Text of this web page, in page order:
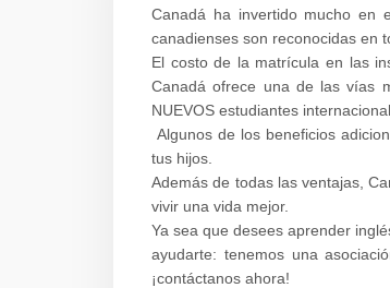
Canadá ha invertido mucho en
canadienses son reconocidas en
El costo de la matrícula en las
Canadá ofrece una de las vías
NUEVOS estudiantes
Algunos de los beneficios
tus hijos.
Además de todas las ventajas,
vivir una vida mejor.
Ya sea que desees aprender
ayudarte: tenemos una
¡contáctanos ahora!